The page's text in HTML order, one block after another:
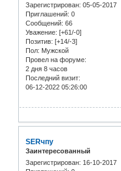
Зарегистрирован: 05-05-2017
Приглашений: 0
Сообщений: 66
Уважение: [+61/-0]
Позитив: [+14/-3]
Пол: Мужской
Провел на форуме:
2 дня 8 часов
Последний визит:
06-12-2022 05:26:00
SERчпу
Заинтересованный
Зарегистрирован: 16-10-2017